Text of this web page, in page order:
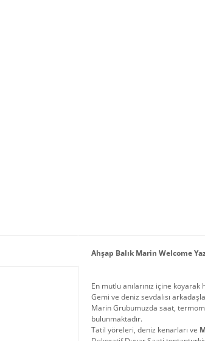
Ahşap Balık Marin Welcome
En mutlu anılarınız içine
Gemi ve deniz sevdalısı
Marin Grubumuzda saat,
bulunmaktadır.
Tatil yöreleri, deniz kenarları ve